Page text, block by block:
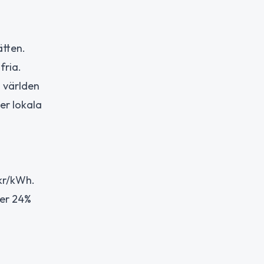
världen
lokala
kWh.
24%